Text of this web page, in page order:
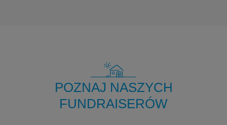
POZNAJ NASZYCH
FUNDRAISERÓW